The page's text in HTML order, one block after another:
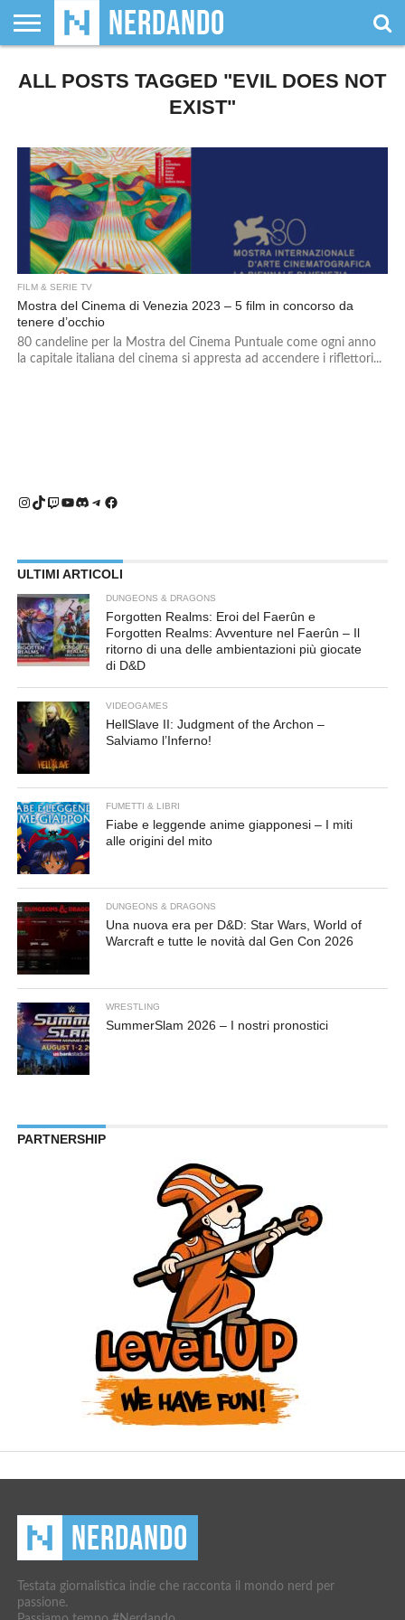
SIAMO
GIOCHI
DA
GIOCHI
DI
VIDEOGAMES
FILM
&
FUMETTI
& LIBRI
MAGIC:
THE
DUNGEONS
&
WRESTLING
NERDANDO
AWARDS
I
BOLLINI
ALL POSTS TAGGED "EVIL DOES NOT
EXIST"
FILM & SERIE TV
Mostra del Cinema di Venezia 2023 – 5 film in concorso da
tenere d’occhio
80 candeline per la Mostra del Cinema Puntuale come ogni anno
la capitale italiana del cinema si appresta ad accendere i riflettori...
Instagram
TikTok
Twitch
YouTube
Discord
Telegram
Facebook
ULTIMI ARTICOLI
DUNGEONS & DRAGONS
Forgotten Realms: Eroi del Faerûn e
Forgotten Realms: Avventure nel Faerûn – Il
ritorno di una delle ambientazioni più giocate
di D&D
VIDEOGAMES
HellSlave II: Judgment of the Archon –
Salviamo l’Inferno!
FUMETTI & LIBRI
Fiabe e leggende anime giapponesi – I miti
alle origini del mito
DUNGEONS & DRAGONS
Una nuova era per D&D: Star Wars, World of
Warcraft e tutte le novità dal Gen Con 2026
WRESTLING
SummerSlam 2026 – I nostri pronostici
PARTNERSHIP
Testata giornalistica indie che racconta il mondo nerd per
passione.